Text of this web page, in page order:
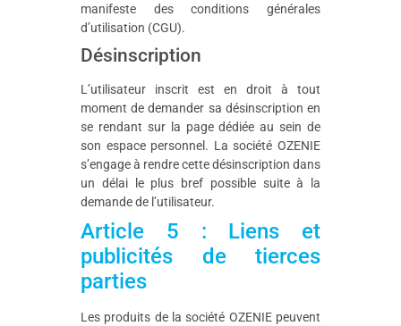
manifeste des conditions générales
d’utilisation (CGU).
Désinscription
L’utilisateur inscrit est en droit à tout
moment de demander sa désinscription en
se rendant sur la page dédiée au sein de
son espace personnel. La société OZENIE
s’engage à rendre cette désinscription dans
un délai le plus bref possible suite à la
demande de l’utilisateur.
Article 5 : Liens et
publicités de tierces
parties
Les produits de la société OZENIE peuvent